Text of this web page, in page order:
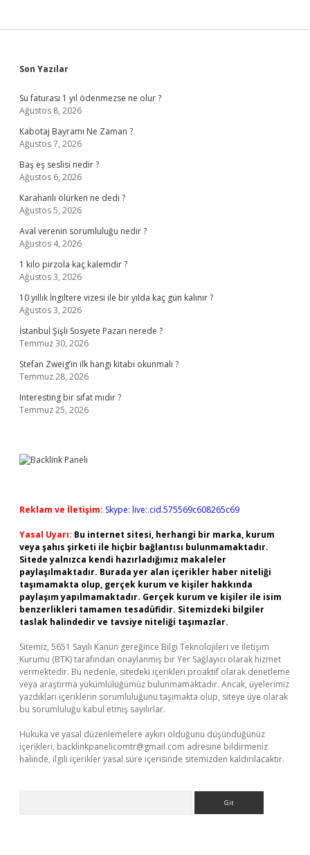
Sidebar
Son Yazılar
Su faturası 1 yıl ödenmezse ne olur ?
Ağustos 8, 2026
Kabotaj Bayramı Ne Zaman ?
Ağustos 7, 2026
Baş eş seslisi nedir ?
Ağustos 6, 2026
Karahanlı ölürken ne dedi ?
Ağustos 5, 2026
Aval verenin sorumluluğu nedir ?
Ağustos 4, 2026
1 kilo pirzola kaç kalemdir ?
Ağustos 3, 2026
10 yıllık İngiltere vizesi ile bir yılda kaç gün kalınır ?
Ağustos 3, 2026
İstanbul Şişli Sosyete Pazarı nerede ?
Temmuz 30, 2026
Stefan Zweig’in ilk hangi kitabı okunmalı ?
Temmuz 28, 2026
Interesting bir sıfat mıdır ?
Temmuz 25, 2026
Reklam ve İletişim: Skype: live:.cid.575569c608265c69
Yasal Uyarı: Bu internet sitesi, herhangi bir marka, kurum
veya şahıs şirketi ile hiçbir bağlantısı bulunmamaktadır.
Sitede yalnızca kendi hazırladığımız makaleler
paylaşılmaktadır. Burada yer alan içerikler haber niteliği
taşımamakta olup, gerçek kurum ve kişiler hakkında
paylaşım yapılmamaktadır. Gerçek kurum ve kişiler ile isim
benzerlikleri tamamen tesadüfidir. Sitemizdeki bilgiler
taslak halindedir ve tavsiye niteliği taşımazlar.
Sitemiz, 5651 Sayılı Kanun gereğince Bilgi Teknolojileri ve İletişim
Kurumu (BTK) tarafından onaylanmış bir Yer Sağlayıcı olarak hizmet
vermektedir. Bu nedenle, sitedeki içerikleri proaktif olarak denetleme
veya araştırma yükümlülüğümüz bulunmamaktadır. Ancak, üyelerimiz
yazdıkları içeriklerin sorumluluğunu taşımakta olup, siteye üye olarak
bu sorumluluğu kabul etmiş sayılırlar.
Hukuka ve yasal düzenlemelere aykırı olduğunu düşündüğünüz
içerikleri, backlinkpanelicomtr@gmail.com adresine bildirmeniz
halinde, ilgili içerikler yasal süre içerisinde sitemizden kaldırılacaktır.